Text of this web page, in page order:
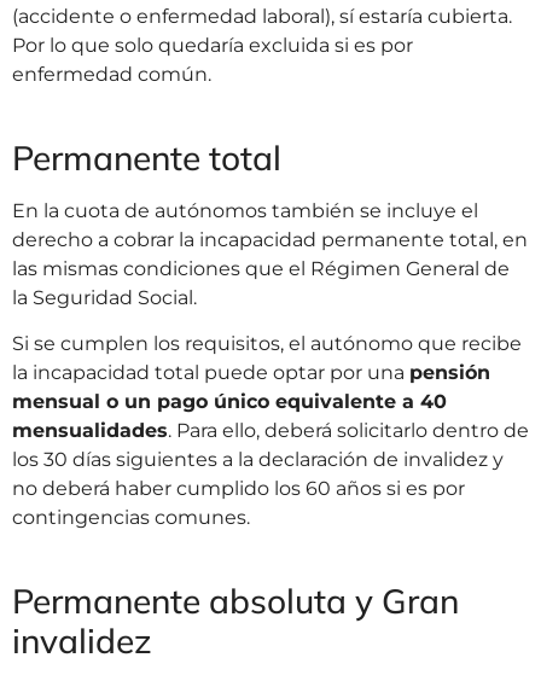
(accidente o enfermedad laboral), sí estaría cubierta.
Por lo que solo quedaría excluida si es por
enfermedad común.
Permanente total
En la cuota de autónomos también se incluye el
derecho a cobrar la incapacidad permanente total, en
las mismas condiciones que el Régimen General de
la Seguridad Social.
Si se cumplen los requisitos, el autónomo que recibe
la incapacidad total puede optar por una pensión
mensual o un pago único equivalente a 40
mensualidades. Para ello, deberá solicitarlo dentro de
los 30 días siguientes a la declaración de invalidez y
no deberá haber cumplido los 60 años si es por
contingencias comunes.
Permanente absoluta y Gran
invalidez